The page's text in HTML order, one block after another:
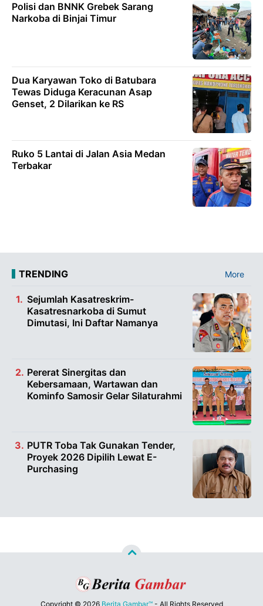
Polisi dan BNNK Grebek Sarang
Narkoba di Binjai Timur
Dua Karyawan Toko di Batubara
Tewas Diduga Keracunan Asap
Genset, 2 Dilarikan ke RS
Ruko 5 Lantai di Jalan Asia Medan
Terbakar
TRENDING More
Sejumlah Kasatreskrim-
Kasatresnarkoba di Sumut
Dimutasi, Ini Daftar Namanya
Pererat Sinergitas dan
Kebersamaan, Wartawan dan
Kominfo Samosir Gelar Silaturahmi
PUTR Toba Tak Gunakan Tender,
Proyek 2026 Dipilih Lewat E-
Purchasing
Copyright © 2026 Berita Gambar™- All Rights Reserved